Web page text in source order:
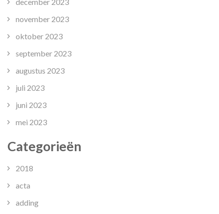
november 2023
oktober 2023
september 2023
augustus 2023
juli 2023
juni 2023
mei 2023
Categorieën
2018
acta
adding